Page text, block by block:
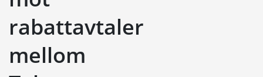
rabattavtaler
mellom